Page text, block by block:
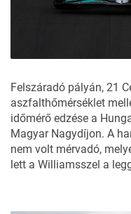
Felszáradó pályán, 21
aszfalthőmérséklet
időmérő edzése a
Magyar Nagydíjon. A
nem volt mérvadó,
lett a Williamsszel a